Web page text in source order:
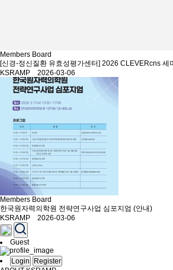
Members Board
[신경-정신질환 유효성평가센터] 2026 CLEVERcns 세
KSRAMP 2026-03-06
Members Board
한국원자력의학원 전략연구사업 심포지엄 (안내)
KSRAMP 2026-03-06
Guest
Login
Register